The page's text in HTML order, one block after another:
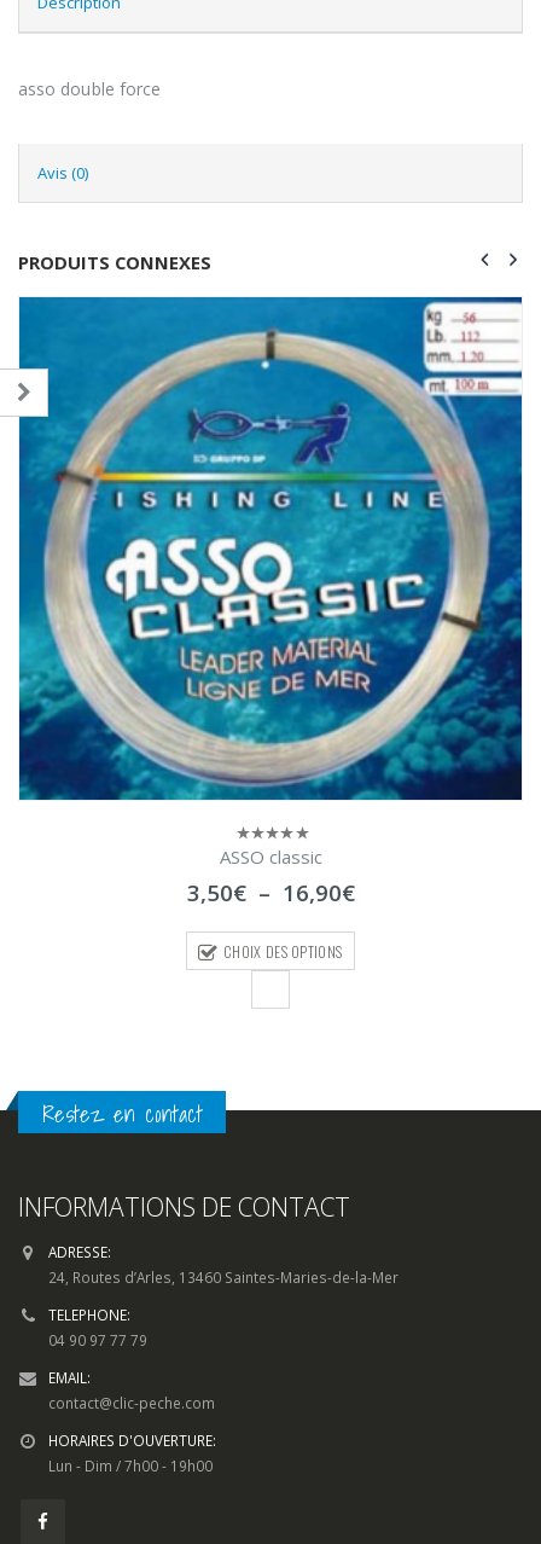
asso double force
Avis (0)
PRODUITS CONNEXES
0
5
ASSO classic
3,50€ – 16,90€Plage
prix :
à
CHOIX DES OPTIONS
Restez en contact
INFORMATIONS DE CONTACT
ADRESSE:
24, Routes d’Arles, 13460 Saintes-Maries-de-la-Mer
TELEPHONE:
04 90 97 77 79
EMAIL:
contact@clic-peche.com
HORAIRES D'OUVERTURE:
Lun - Dim / 7h00 - 19h00